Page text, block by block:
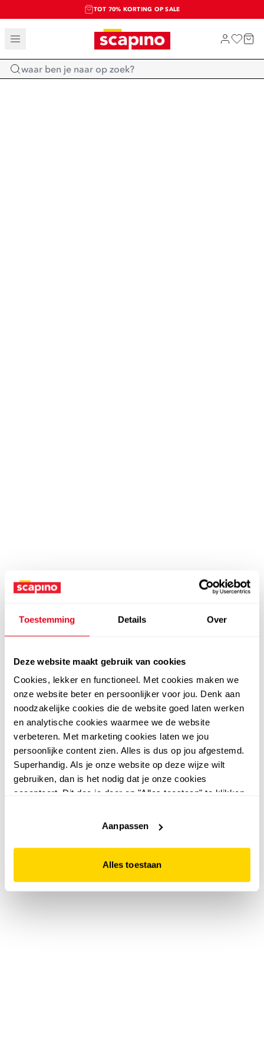
Toestemming Details Over
Deze website maakt gebruik van cookies
Cookies, lekker en functioneel. Met cookies maken we
onze website beter en persoonlijker voor jou. Denk aan
noodzakelijke cookies die de website goed laten werken
en analytische cookies waarmee we de website
verbeteren. Met marketing cookies laten we jou
persoonlijke content zien. Alles is dus op jou afgestemd.
Superhandig. Als je onze website op deze wijze wilt
gebruiken, dan is het nodig dat je onze cookies
accepteert. Dit doe je door op "Alles toestaan" te klikken.
website niet optimaal functioneert.
Aanpassen
Alles toestaan
TOT 70% KORTING OP SALE
SALE: LAATSTE KANS!
SHOP NIEUW
Home